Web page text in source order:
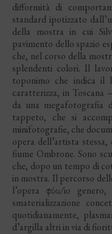
difformità di
standard ipotizzato
della mostra in cui
pavimento dello spazio
che, nel corso della
splendenti colori. Il
toponimo che indica il
caratterizza, in Toscana
da una megafotografia
tappeto, che si
minifotografie, che
opera dell’artista
fiume Ombrone. Sono
che, dopo un tempo di
in mostra. Il percorso
l’opera φύω/io
smaterializzazione
quotidianamente,
d’argilla altri in via di